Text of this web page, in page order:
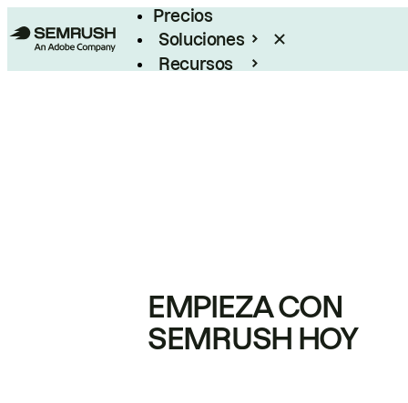
Precios
Soluciones
Recursos
EMPIEZA CON
SEMRUSH HOY